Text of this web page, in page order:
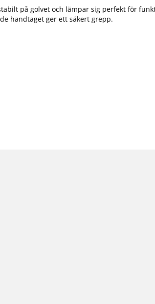
på golvet och lämpar sig perfekt för
handtaget ger ett säkert grepp.